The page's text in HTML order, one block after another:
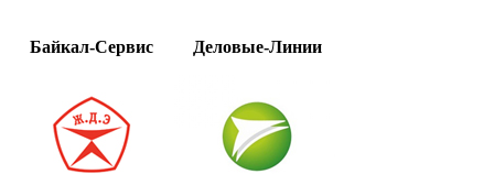
Байкал-Сервис Деловые-Линии